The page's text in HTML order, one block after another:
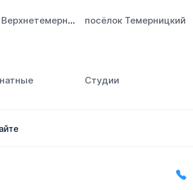
посёлок Верхнетемерницкий посёлок Темерницкий
Студии